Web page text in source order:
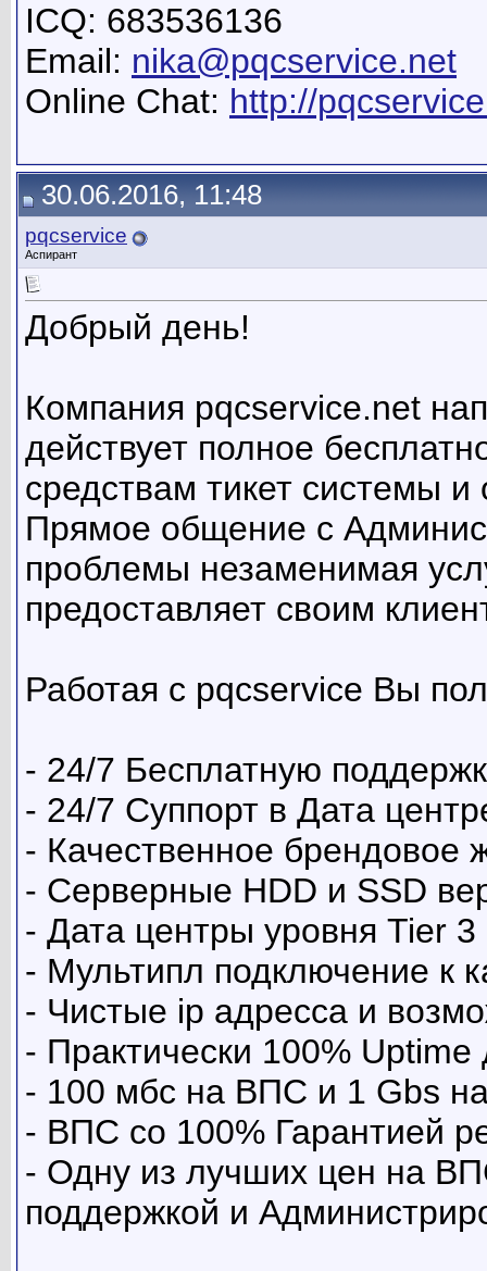
ICQ: 683536136
Email: nika@pqcservice.net
Online Chat: http://
30.06.2016, 11:48
pqcservice
Аспирант
Добрый день!
Компания pqcservice.net
действует полное
средствам тикет системы
Прямое общение с
проблемы незаменимая
предоставляет своим
Работая с pqcservice Вы
- 24/7 Бесплатную
- 24/7 Суппорт в Дата
- Качественное брендовое
- Серверные HDD и SSD
- Дата центры уровня Tier 3
- Мультипл подключение к
- Чистые ip адресса и
- Практически 100%
- 100 мбс на ВПС и 1 Gbs
- ВПС со 100% Гарантией
- Одну из лучших цен на
поддержкой и